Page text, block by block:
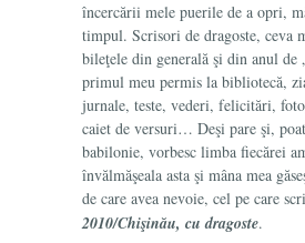
încercării mele puerile de a opri,
timpul. Scrisori de dragoste, ceva
bileţele din generală şi din anul de
primul meu permis la bibliotecă,
jurnale, teste, vederi, felicitări,
caiet de versuri… Deşi pare şi,
babilonie, vorbesc limba fiecărei
învălmăşeala asta şi mâna mea
de care avea nevoie, cel pe care
2010/Chişinău, cu dragoste.